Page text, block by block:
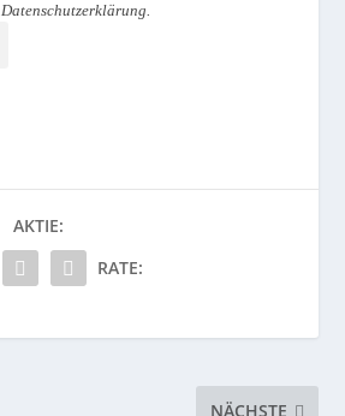
Datenschutzerklärung.
AKTIE:
RATE:
NÄCHSTE